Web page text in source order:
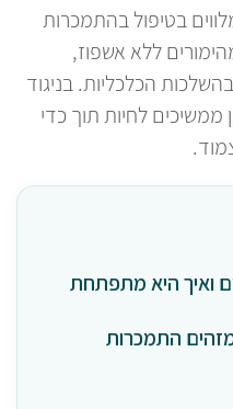
בטיפול בהתמכרות
ללא אשפוז,
הכלכליות. בניגוד
ממשיכים לחיות תוך כדי
ואיך היא מתפתחת
התמכרות